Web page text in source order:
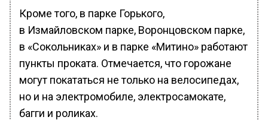
Кроме того, в парке Горького,
в Измайловском парке, Воронцовском парке,
в «Сокольниках» и в парке «Митино» работают
пункты проката. Отмечается, что горожане
могут покататься не только на велосипедах,
но и на электромобиле, электросамокате,
багги и роликах.